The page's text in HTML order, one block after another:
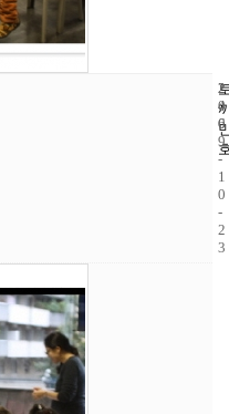
2
4
6
2
0
0
9
-
1
0
-
2
3